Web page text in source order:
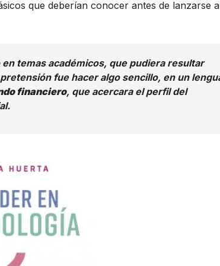
que deberían conocer antes de lanzarse a
temas académicos, que pudiera resultar
fue hacer algo sencillo, en un
financiero, que acercara el perfil del